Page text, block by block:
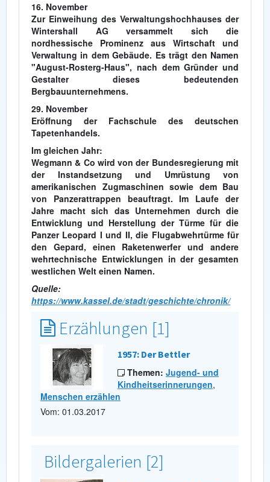
16. November
Zur Einweihung des Verwaltungshochhauses der
Wintershall AG versammelt sich die
nordhessische Prominenz aus Wirtschaft und
Verwaltung in dem Gebäude. Es trägt den Namen
"August-Rosterg-Haus", nach dem Gründer und
Gestalter dieses bedeutenden
Bergbauunternehmens.
29. November
Eröffnung der Fachschule des deutschen
Tapetenhandels.
Im gleichen Jahr:
Wegmann & Co wird von der Bundesregierung mit
der Instandsetzung und Umrüstung von
amerikanischen Zugmaschinen sowie dem Bau
von Panzerattrappen beauftragt. Im Laufe der
Jahre macht sich das Unternehmen durch die
Entwicklung und Herstellung der Türme für die
Panzer Leopard I und II, die Flugabwehrtürme für
den Gepard, einen Raketenwerfer und andere
wehrtechnische Entwicklungen in der gesamten
westlichen Welt einen Namen.
Quelle:
https://www.kassel.de/stadt/geschichte/chronik/
Erzählungen [1]
1957: Der Bettler
Themen: Jugend- und
Kindheitserinnerungen,
Menschen erzählen
Vom: 01.03.2017
Bildergalerien [2]